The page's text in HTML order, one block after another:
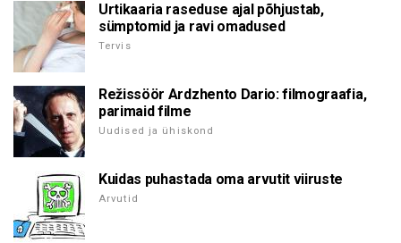
Urtikaaria raseduse ajal põhjustab,
sümptomid ja ravi omadused
Tervis
Režissöör Ardzhento Dario: filmograafia,
parimaid filme
Uudised ja ühiskond
Kuidas puhastada oma arvutit viiruste
Arvutid